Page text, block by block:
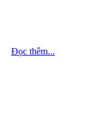
Đọc thêm...